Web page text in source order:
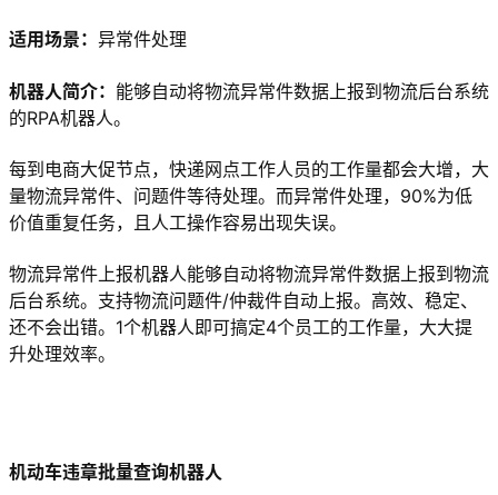
适用场景： 异常件处理
机器人简介： 能够自动将物流异常件数据上报到物流后台系统
的RPA机器人。
每到电商大促节点，快递网点工作人员的工作量都会大增，大
量物流异常件、问题件等待处理。而异常件处理，90%为低
价值重复任务，且人工操作容易出现失误。
物流异常件上报机器人能够自动将物流异常件数据上报到物流
后台系统。支持物流问题件/仲裁件自动上报。高效、稳定、
还不会出错。1个机器人即可搞定4个员工的工作量，大大提
升处理效率。
机动车违章批量查询机器人